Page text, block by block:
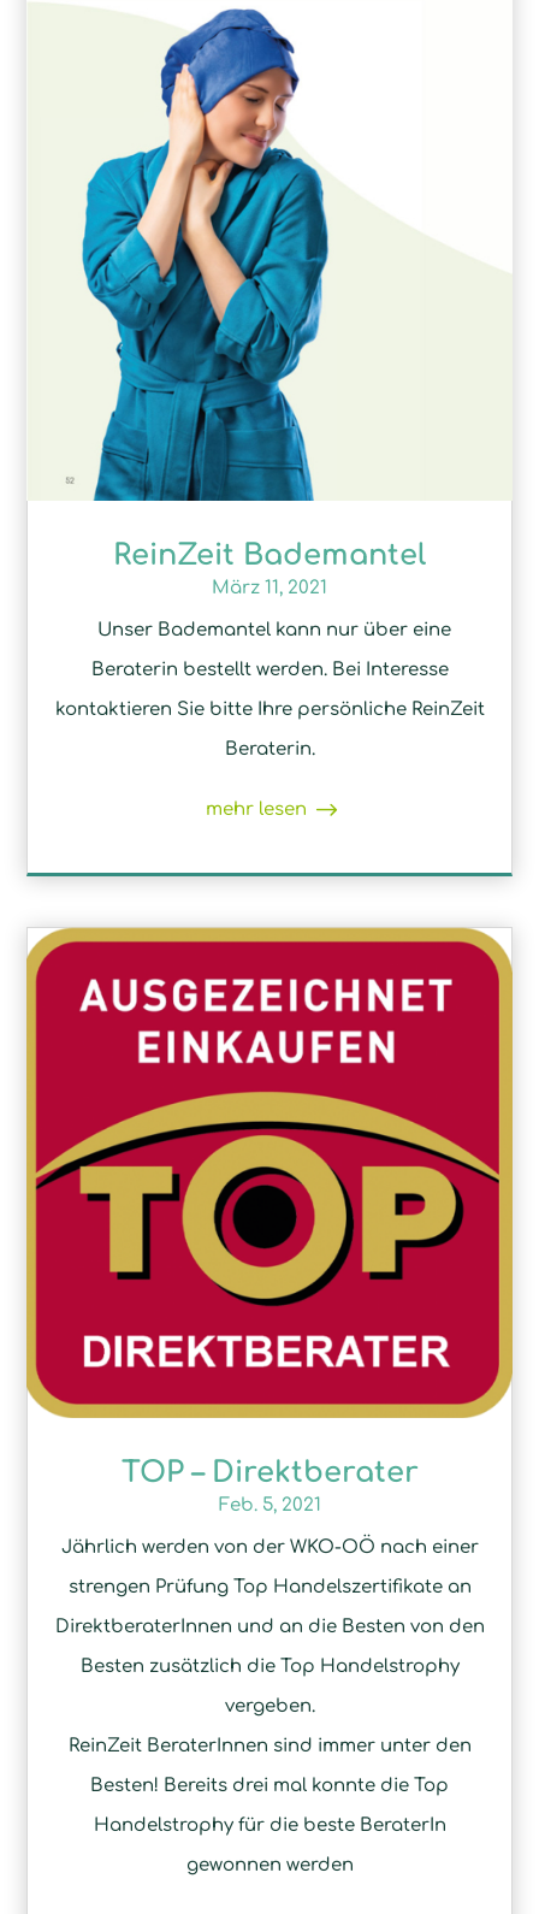
ReinZeit Bademantel
März 11, 2021
Unser Bademantel kann nur über eine
Beraterin bestellt werden. Bei Interesse
kontaktieren Sie bitte Ihre persönliche ReinZeit
Beraterin.
mehr lesen
TOP – Direktberater
Feb. 5, 2021
Jährlich werden von der WKO-OÖ nach einer
strengen Prüfung Top Handelszertifikate an
DirektberaterInnen und an die Besten von den
Besten zusätzlich die Top Handelstrophy
vergeben.
ReinZeit BeraterInnen sind immer unter den
Besten! Bereits drei mal konnte die Top
Handelstrophy für die beste BeraterIn
gewonnen werden